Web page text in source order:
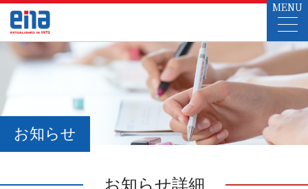
MENU
お知らせ
お知らせ詳細